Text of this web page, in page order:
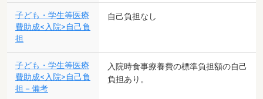
子ども・学生等医療
費助成<入院>自己負
担
自己負担なし
子ども・学生等医療
費助成<入院>自己負
担－備考
入院時食事療養費の標準負担額の自己
負担あり。